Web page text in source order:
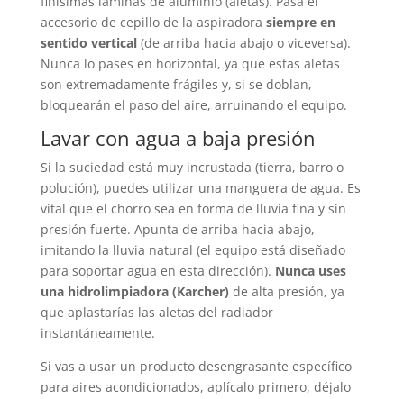
accesorio de cepillo de la aspiradora siempre en
sentido vertical(de arriba hacia abajo o viceversa).
Nunca lo pases en horizontal, ya que estas aletas
son extremadamente frágiles y, si se doblan,
bloquearán el paso del aire, arruinando el equipo.
Lavar con agua a baja presión
Si la suciedad está muy incrustada (tierra, barro o
polución), puedes utilizar una manguera de agua. Es
vital que el chorro sea en forma de lluvia fina y sin
presión fuerte. Apunta de arriba hacia abajo,
imitando la lluvia natural (el equipo está diseñado
para soportar agua en esta dirección). Nunca uses
una hidrolimpiadora (Karcher) de alta presión, ya
que aplastarías las aletas del radiador
instantáneamente.
Si vas a usar un producto desengrasante específico
para aires acondicionados, aplícalo primero, déjalo